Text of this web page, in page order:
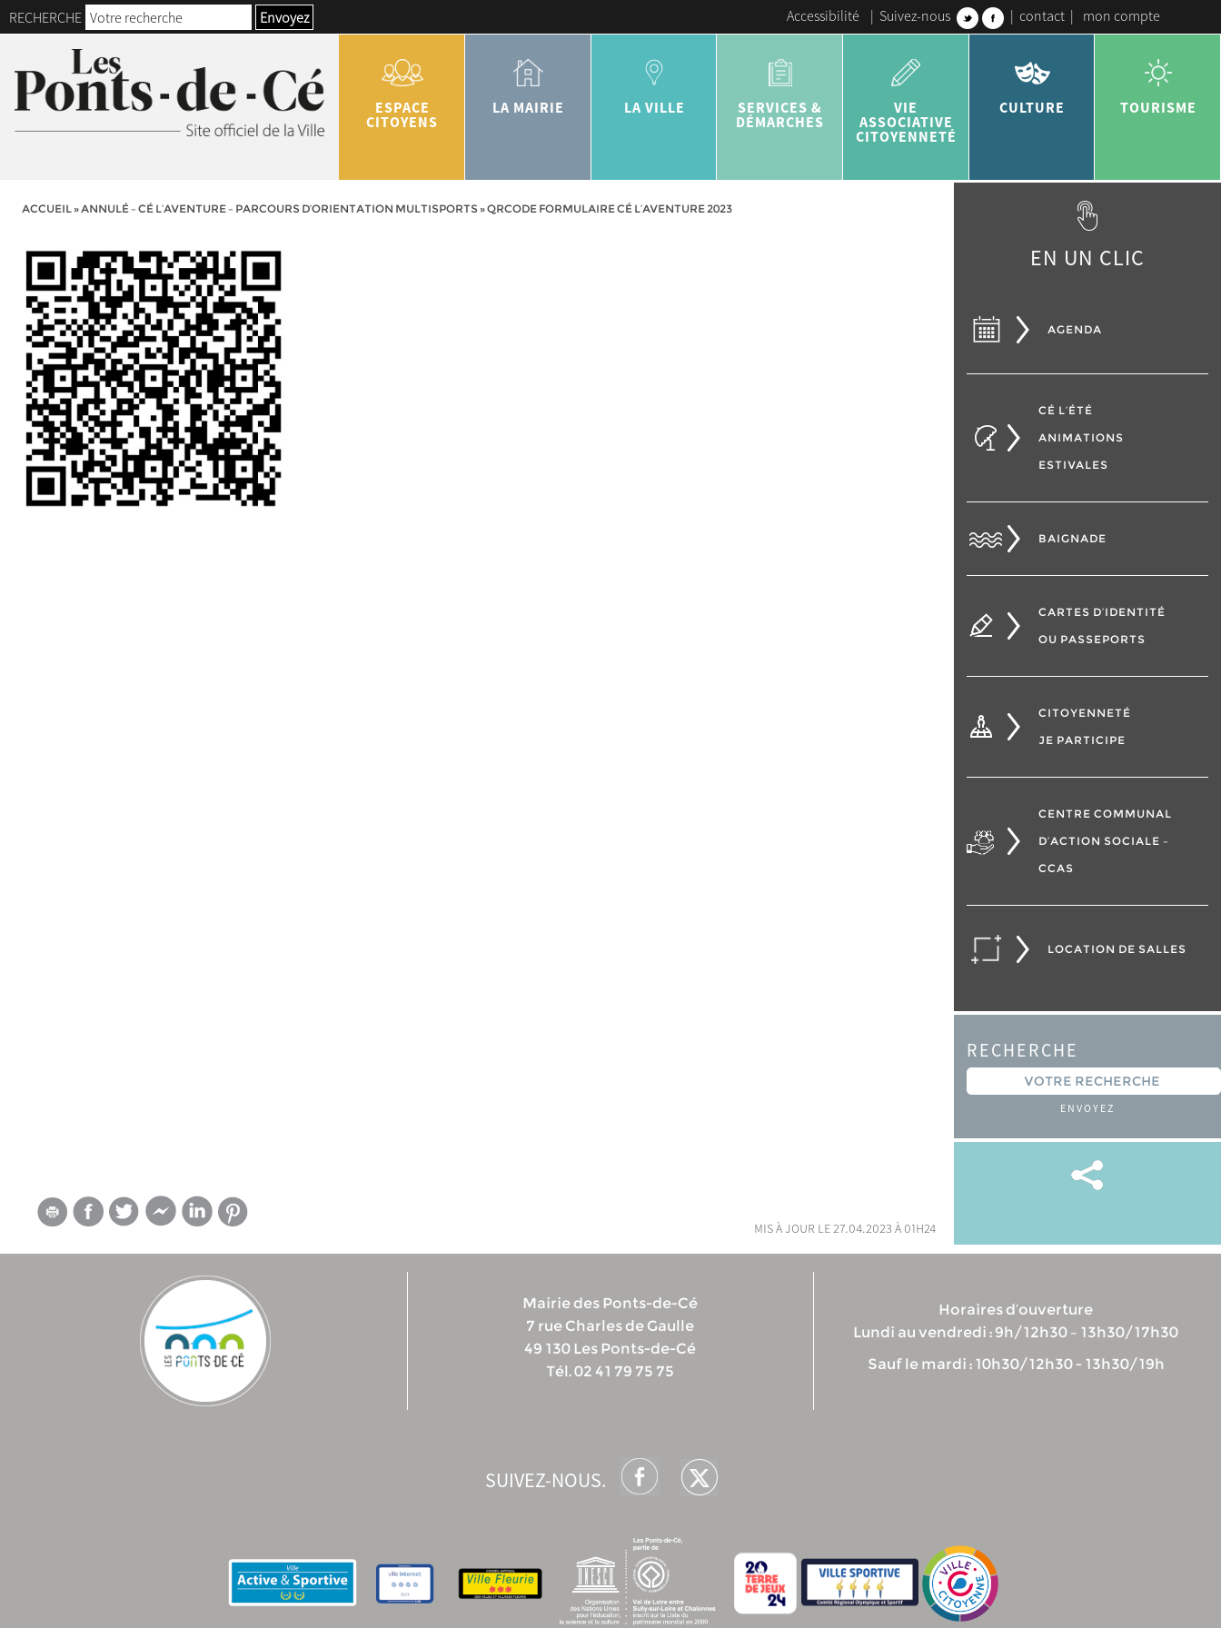
RECHERCHE Envoyez Accessibilité | Suivez-nous | contact | mon compte
ESPACE
CITOYENS
LA MAIRIE LA VILLE
SERVICES &
DÉMARCHES
VIE
ASSOCIATIVE
CITOYENNETÉ
CULTURE TOURISME
ACCUEIL»ANNULÉ – CÉ L’AVENTURE – PARCOURS D’ORIENTATION MULTISPORTS»QRCODE FORMULAIRE CÉ L’AVENTURE 2023
mis à jour le 27.04.2023 à 01h24
EN UN CLIC
AGENDA
CÉ L’ÉTÉ
ANIMATIONS
ESTIVALES
BAIGNADE
CARTES D’IDENTITÉ
OU PASSEPORTS
CITOYENNETÉ
JE PARTICIPE
CENTRE COMMUNAL
D’ACTION SOCIALE –
CCAS
LOCATION DE SALLES
RECHERCHE
ENVOYEZ
Mairie des Ponts-de-Cé
7 rue Charles de Gaulle
49 130 Les Ponts-de-Cé
Tél. 02 41 79 75 75
Horaires d’ouverture
Lundi au vendredi : 9h/12h30 – 13h30/17h30
Sauf le mardi : 10h30/12h30 - 13h30/19h
SUIVEZ-NOUS.